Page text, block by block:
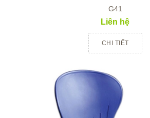
G41
Liên hệ
CHI TIẾT